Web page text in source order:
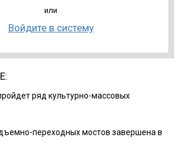
или
Войдите в систему
ряд культурно-массовых
переходных мостов завершена в